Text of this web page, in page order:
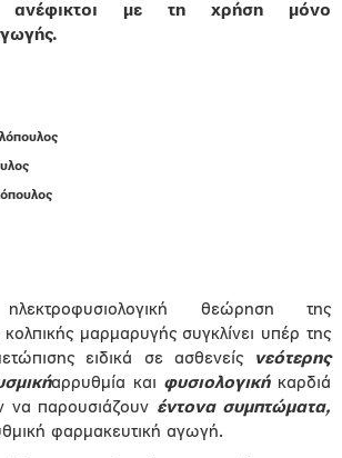
ανέφικτοι με τη χρήση μόνο
θεώρηση της
κολπικής μαρμαρυγής συγκλίνει υπέρ της
ειδικά σε ασθενείς
νεότερης
αρρυθμία και φυσιολογικήκαρδιά
να παρουσιάζουν έντονα συμπτώματα,
φαρμακευτική αγωγή.